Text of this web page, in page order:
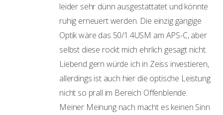
leider sehr dünn ausgestattatet und könnte
ruhig erneuert werden. Die einzig gängige
Optik wäre das 50/1.4USM am APS-C, aber
selbst diese rockt mich ehrlich gesagt nicht.
Liebend gern würde ich in Zeiss investieren,
allerdings ist auch hier die optische Leistung
nicht so prall im Bereich Offenblende.
Meiner Meinung nach macht es keinen Sinn